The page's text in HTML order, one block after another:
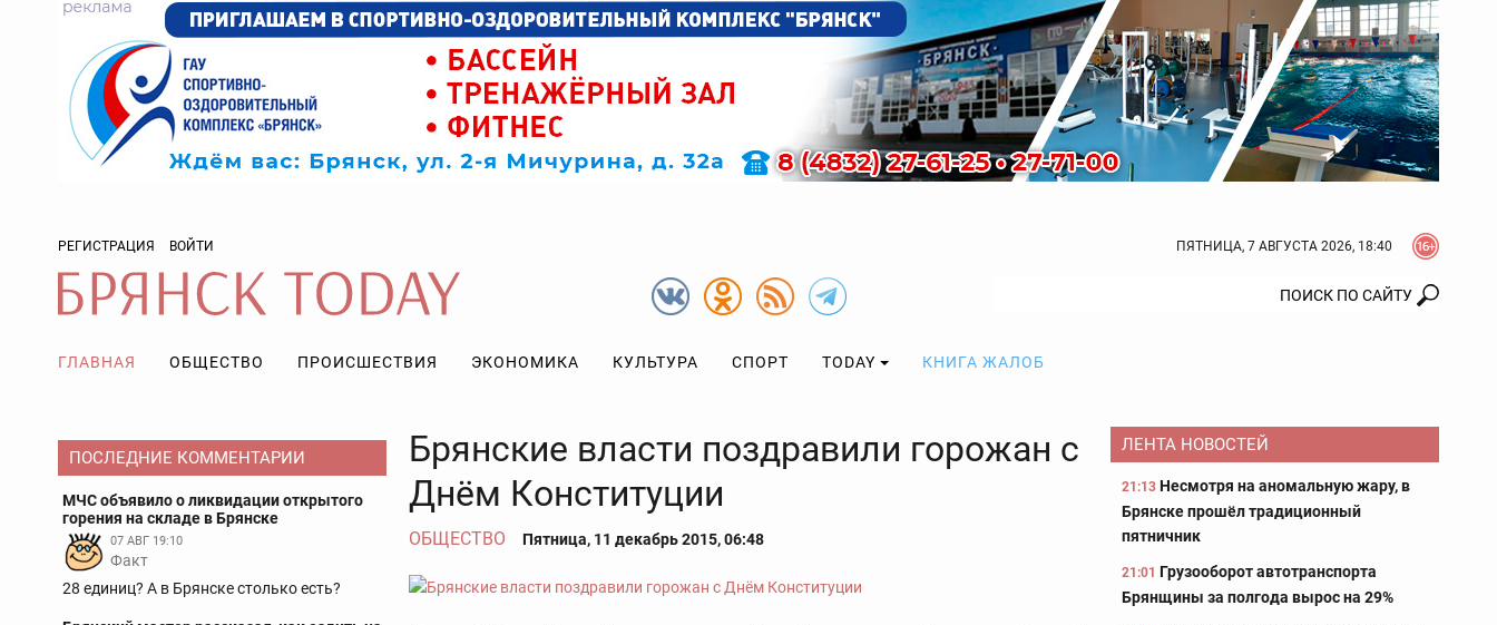
РЕГИСТРАЦИЯ ВОЙТИ ПЯТНИЦА, 7 АВГУСТА 2026, 18:40
ГЛАВНАЯ ОБЩЕСТВО ПРОИСШЕСТВИЯ ЭКОНОМИКА КУЛЬТУРА СПОРТ TODAY КНИГА ЖАЛОБ
ПОСЛЕДНИЕ КОММЕНТАРИИ
МЧС объявило о ликвидации открытого
горения на складе в Брянске
07 АВГ 19:10
Факт
28 единиц? А в Брянске столько есть?
Брянские власти поздравили горожан с
Днём Конституции
ОБЩЕСТВО Пятница, 11 декабрь 2015, 06:48
ЛЕНТА НОВОСТЕЙ
21:13 Несмотря на аномальную жару, в
Брянске прошёл традиционный
пятничник
21:01 Грузооборот автотранспорта
Брянщины за полгода вырос на 29%